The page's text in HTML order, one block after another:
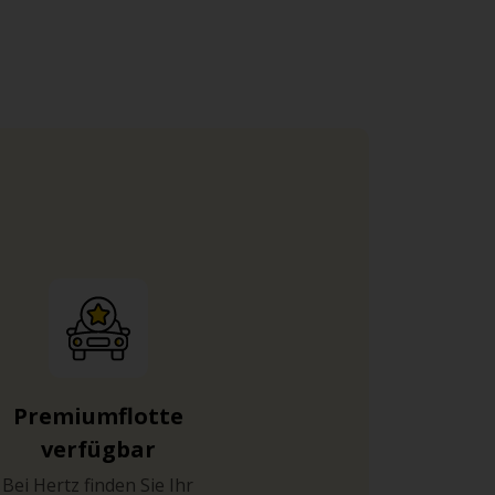
Wäldern einen tollen Blick auf die
Zusätzlich gelten auf vielen Straßen in
außerhalb des Zentrums nutzen
Premiumflotte
verfügbar
Bei Hertz finden Sie Ihr